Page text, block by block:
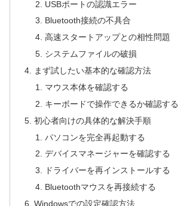
USBポートの認識エラー
Bluetooth接続の不具合
高速スタートアップとの相性問題
システムファイルの破損
まず試したい基本的な確認方法
マウス本体を確認する
キーボードで操作できるか確認する
初心者向けの具体的な解決手順
パソコンを完全再起動する
デバイスマネージャーを確認する
ドライバーを再インストールする
Bluetoothマウスを再接続する
Windowsでの設定確認方法